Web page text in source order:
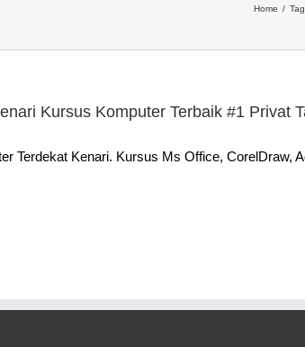
Home
Kursus Komputer Terbaik #1 Privat
Terdekat Kenari. Kursus Ms Office, CorelDraw,